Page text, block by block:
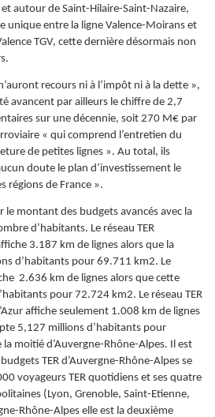
autour de Saint-Hilaire-Saint-Nazaire,
unique entre la ligne Valence-Moirans et
TGV, cette dernière désormais non
recours ni à l’impôt ni à la dette »,
avancent par ailleurs le chiffre de 2,7
sur une décennie, soit 270 M€ par
« qui comprend l’entretien du
de petites lignes ». Au total, ils
doute le plan d’investissement le
régions de France ».
montant des budgets avancés avec la
d’habitants. Le réseau TER
3.187 km de lignes alors que la
d’habitants pour 69.711 km2. Le
2.636 km de lignes alors que cette
pour 72.724 km2. Le réseau TER
affiche seulement 1.008 km de lignes
5,127 millions d’habitants pour
moitié d’Auvergne-Rhône-Alpes. Il est
TER d’Auvergne-Rhône-Alpes se
voyageurs TER quotidiens et ses quatre
(Lyon, Grenoble, Saint-Etienne,
Rhône-Alpes elle est la deuxième